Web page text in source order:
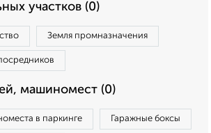
участков (0)
Земля промназначения
машиномест (0)
в паркинге Гаражные боксы